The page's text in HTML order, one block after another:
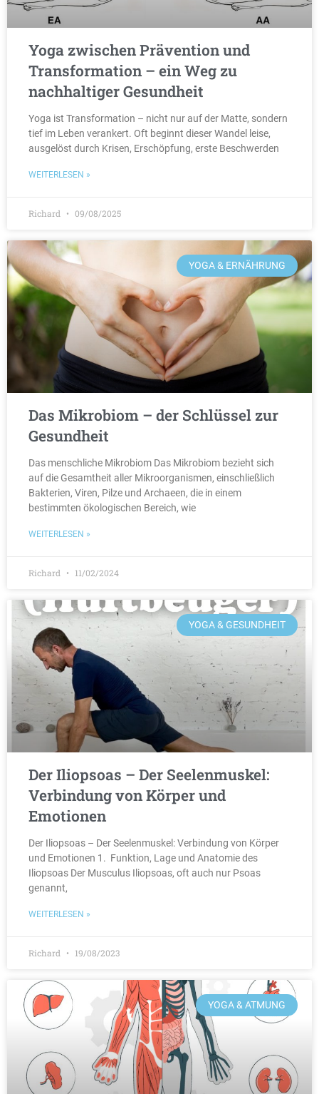
Yoga zwischen Prävention und
Transformation – ein Weg zu
nachhaltiger Gesundheit
Yoga ist Transformation – nicht nur auf der Matte, sondern
tief im Leben verankert. Oft beginnt dieser Wandel leise,
ausgelöst durch Krisen, Erschöpfung, erste Beschwerden
WEITERLESEN »
Richard 09/08/2025
YOGA & ERNÄHRUNG
Das Mikrobiom – der Schlüssel zur
Gesundheit
Das menschliche Mikrobiom Das Mikrobiom bezieht sich
auf die Gesamtheit aller Mikroorganismen, einschließlich
Bakterien, Viren, Pilze und Archaeen, die in einem
bestimmten ökologischen Bereich, wie
WEITERLESEN »
Richard 11/02/2024
YOGA & GESUNDHEIT
Der Iliopsoas – Der Seelenmuskel:
Verbindung von Körper und
Emotionen
Der Iliopsoas – Der Seelenmuskel: Verbindung von Körper
und Emotionen 1. Funktion, Lage und Anatomie des
Iliopsoas Der Musculus Iliopsoas, oft auch nur Psoas
genannt,
WEITERLESEN »
Richard 19/08/2023
YOGA & ATMUNG